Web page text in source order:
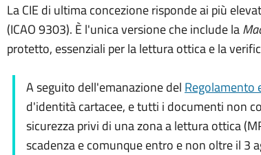
La CIE di ultima concezione risponde ai più
(ICAO 9303). È l'unica versione che include la
protetto, essenziali per la lettura ottica e la
A seguito dell'emanazione del
d'identità cartacee, e tutti i documenti non
sicurezza privi di una zona a lettura ottica
scadenza e comunque entro e non oltre il 3